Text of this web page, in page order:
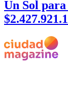
Un Sol